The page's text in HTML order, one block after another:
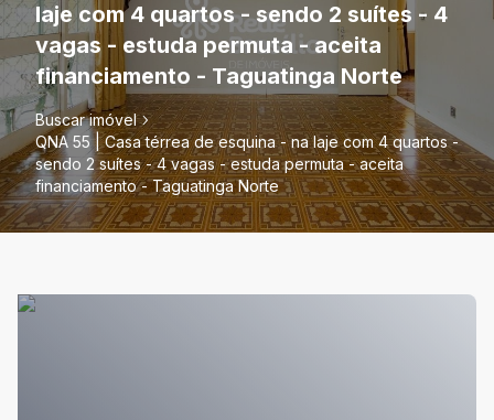
laje com 4 quartos - sendo 2 suítes - 4
vagas - estuda permuta - aceita
financiamento - Taguatinga Norte
Buscar imóvel
QNA 55 | Casa térrea de esquina - na laje com 4 quartos -
sendo 2 suítes - 4 vagas - estuda permuta - aceita
financiamento - Taguatinga Norte